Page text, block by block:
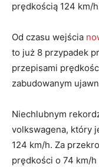
prędkością 124 km/
Od czasu wejścia
to już 8 przypadek
przepisami
zabudowanym
Niechlubnym
volkswagena, który
124 km/h. Za
prędkości o 74 km/